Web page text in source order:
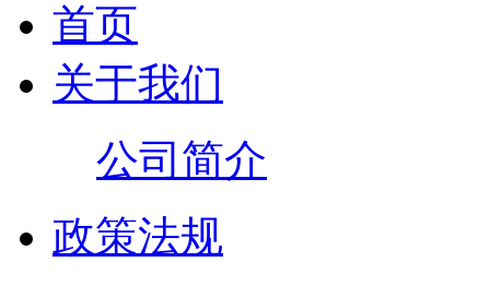
首页
关于我们
公司简介
政策法规